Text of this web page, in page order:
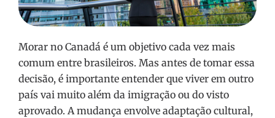
Morar no Canadá é um objetivo cada vez mais
comum entre brasileiros. Mas antes de tomar essa
decisão, é importante entender que viver em outro
país vai muito além da imigração ou do visto
aprovado. A mudança envolve adaptação cultural,